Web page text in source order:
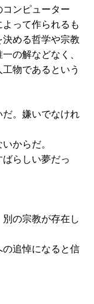
ンピューター
って作られるも
める哲学や宗教
の解などなく、
物であるという
。嫌いでなけれ
からだ。
らしい夢だっ
の宗教が存在し
追悼になると信